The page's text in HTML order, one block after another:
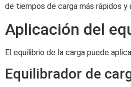
de tiempos de carga más rápidos y
Aplicación del
El equilibrio de la carga puede
Equilibrador de